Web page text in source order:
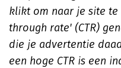
klikt om naar je site
through rate' (CTR)
die je advertentie
een hoge CTR is een